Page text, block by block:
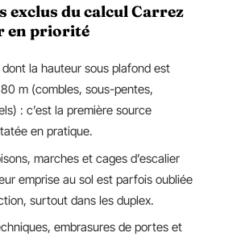
exclus du calcul Carrez
en priorité
la hauteur sous plafond est
m (combles, sous-pentes,
: c’est la première source
en pratique.
marches et cages d’escalier
emprise au sol est parfois oubliée
surtout dans les duplex.
embrasures de portes et